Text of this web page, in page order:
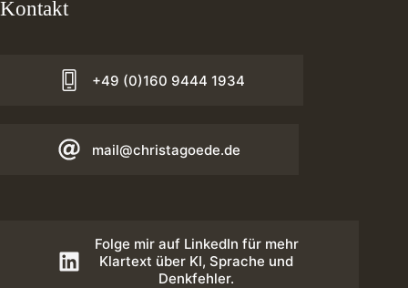
Kontakt
+49 (0)160 9444 1934
mail@christagoede.de
Folge mir auf LinkedIn für mehr
Klartext über KI, Sprache und
Denkfehler.